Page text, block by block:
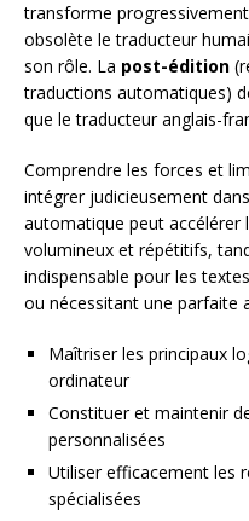
transforme
obsolète le traducteur
son rôle. La post-édition
traductions automatiques)
que le traducteur anglais-
Comprendre les forces et
intégrer judicieusement
automatique peut
volumineux et répétitifs,
indispensable pour les
ou nécessitant une parfaite
Maîtriser les principaux
ordinateur
Constituer et maintenir
personnalisées
Utiliser efficacement les
spécialisées